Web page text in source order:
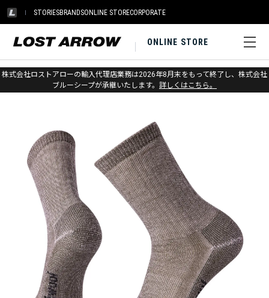
STORIESBRANDSONLINE STORECORPORATE
ONLINE STORE
株式会社ロストアローの輸入代理店業務は2026年8月末をもって終了し、株式会社
ブルーシープが承継いたします。 詳しくはこちら。
ホーム > スマートウール > ソックス > ハイク